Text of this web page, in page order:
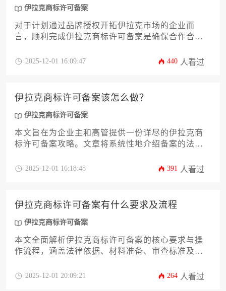
伊拉克商标许可备案
对于计划通过品牌授权开拓伊拉克市场的企业而
言，顺利完成伊拉克商标许可备案是确保合作合
详尽、实用的伊拉克商标许可备案材料清单，并深
商业风险。
2025-12-01 16:09:47 440 人看过
伊拉克商标许可备案该怎么做？
伊拉克商标许可备案
本文旨在为企业主和高管提供一份详尽的伊拉克商
标许可备案攻略。文章将系统性地介绍备案的法律
及应对策略等关键环节，帮助企业高效、合规地完
2025-12-01 16:18:48 391 人看过
伊拉克商标许可备案有什么要求及流程
伊拉克商标许可备案
本文全面解析伊拉克商标许可备案的核心要求与操
作流程，涵盖法律依据、材料准备、审查标准及后
具有实操价值的指导方案，助力企业高效完成知识
2025-12-01 20:09:21 264 人看过